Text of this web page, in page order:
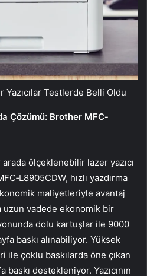
Yazıcılar Testlerde Belli Oldu
Çözümü: Brother MFC‐
ölçeklenebilir lazer yazıcı
hızlı yazdırma
maliyetleriyle avantaj
uzun vadede ekonomik bir
dolu kartuşlar ile 9000
baskı alınabiliyor. Yüksek
ile çoklu baskılarda öne çıkan
destekleniyor. Yazıcının